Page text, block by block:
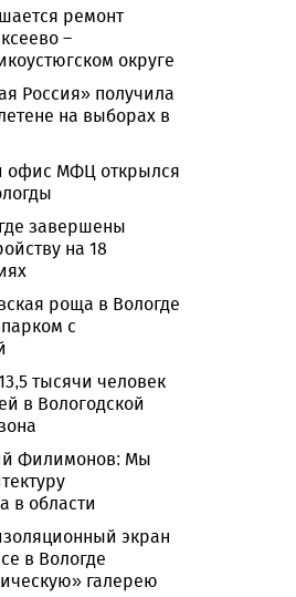
ремонт
–
округе
Россия» получила
на выборах в
офис МФЦ открылся
завершены
на 18
роща в Вологде
с
тысячи человек
в Вологодской
Филимонов: Мы
в области
экран
в Вологде
галерею